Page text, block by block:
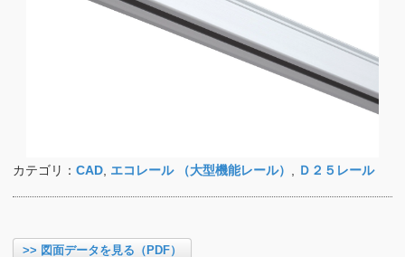
カテゴリ： CAD エコレール （大型機能レール） Ｄ２５レール
>> 図面データを見る（PDF）